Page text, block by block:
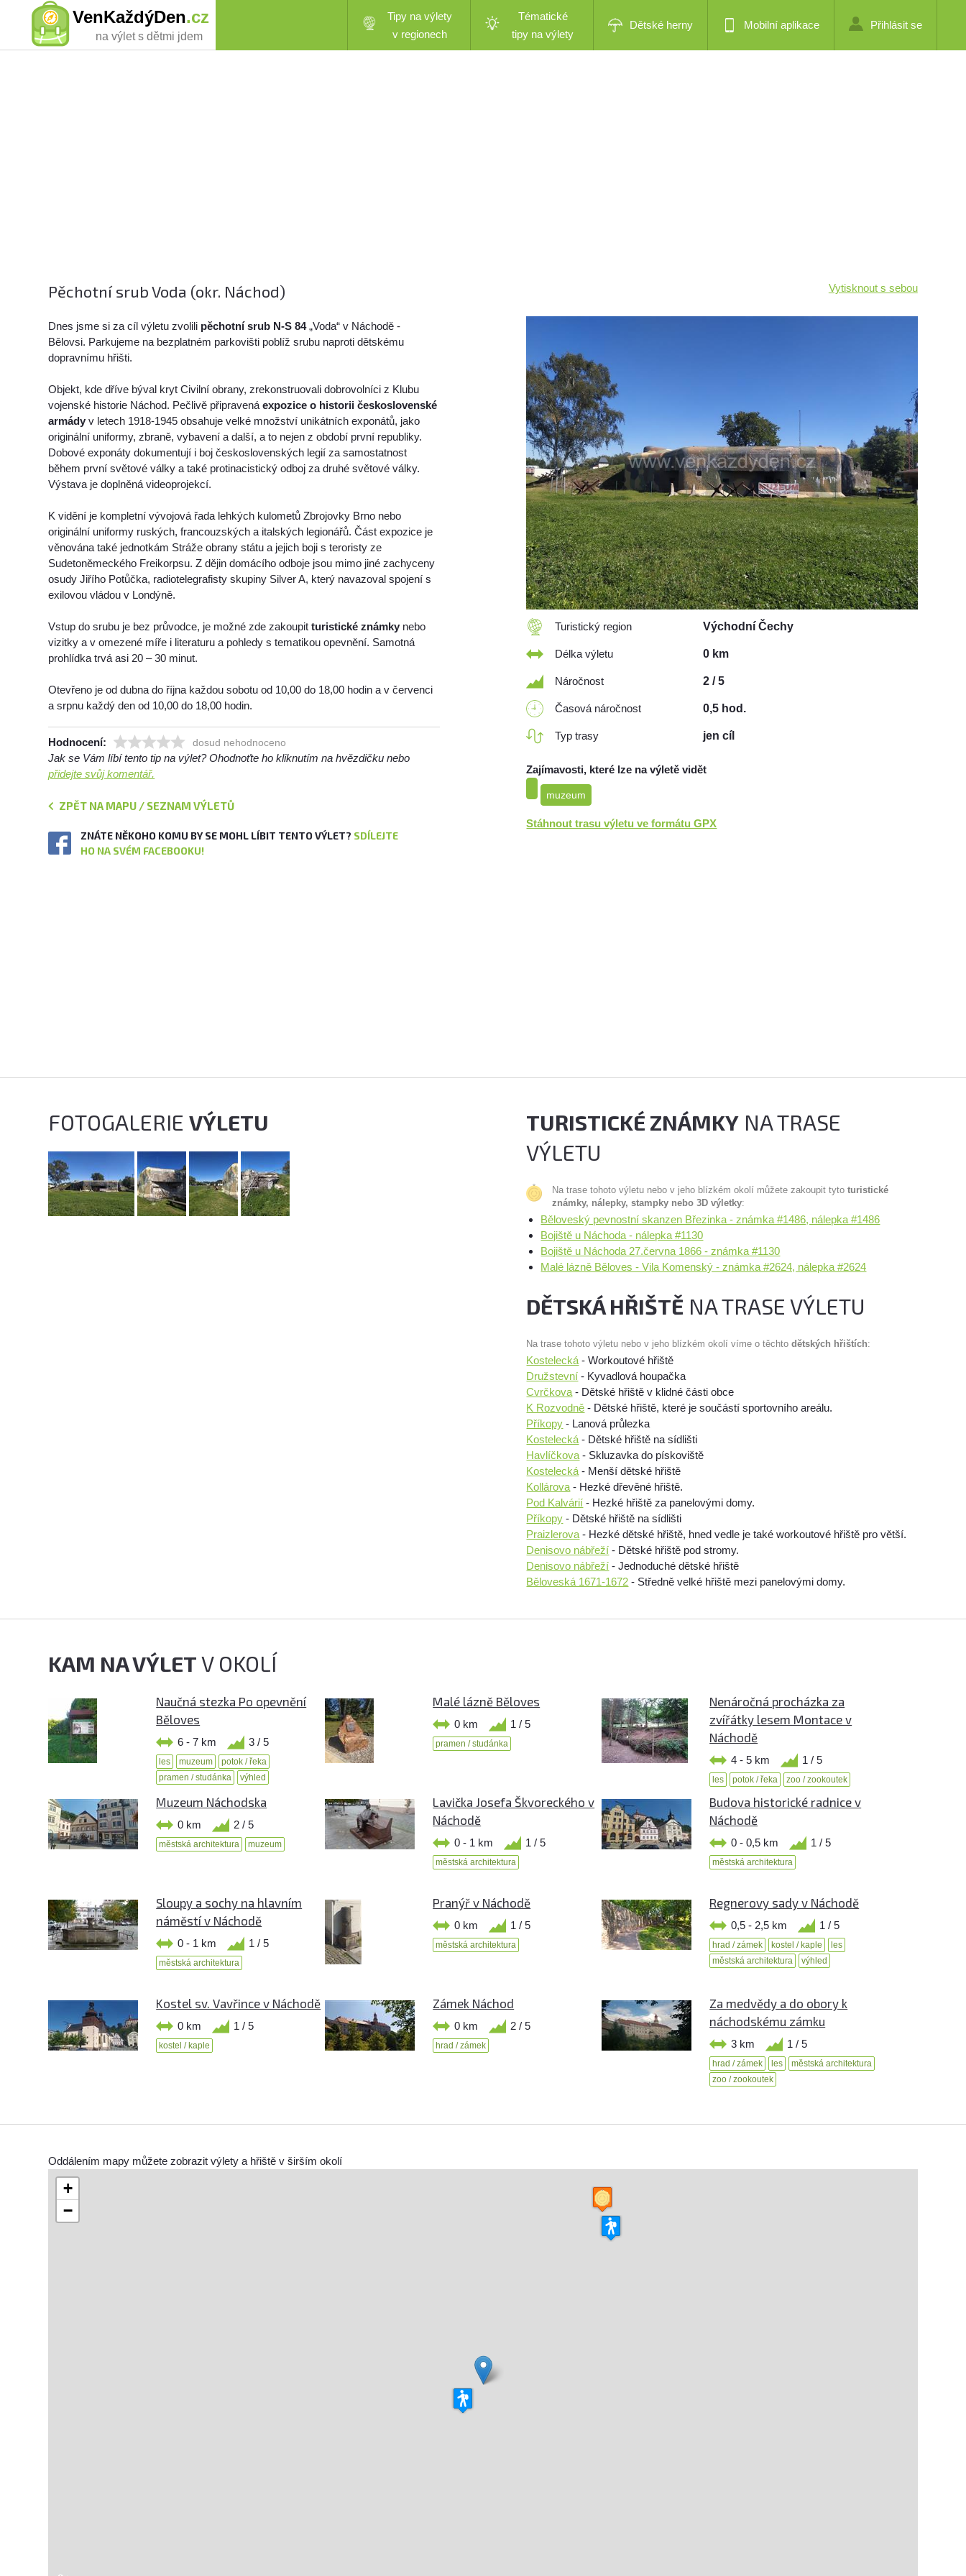
VenKaždýDen.cz
na výlet s dětmi jdem
Tipy na výlety
v regionech
Tématické
tipy na výlety
Dětské herny Mobilní aplikace Přihlásit se
Pěchotní srub Voda (okr. Náchod) Vytisknout s sebou
Dnes jsme si za cíl výletu zvolili pěchotní srub N-S 84„Voda“ v Náchodě -
Bělovsi. Parkujeme na bezplatném parkovišti poblíž srubu naproti dětskému
dopravnímu hřišti.
Objekt, kde dříve býval kryt Civilní obrany, zrekonstruovali dobrovolníci z Klubu
vojenské historie Náchod. Pečlivě připravenáexpozice o historii československé
armády v letech 1918-1945 obsahuje velké množství unikátních exponátů, jako
originální uniformy, zbraně, vybavení a další, a to nejen z období první republiky.
Dobové exponáty dokumentují i boj československých legií za samostatnost
během první světové války a také protinacistický odboj za druhé světové války.
Výstava je doplněná videoprojekcí.
K vidění je kompletní vývojová řada lehkých kulometů Zbrojovky Brno nebo
originální uniformy ruských, francouzských a italských legionářů. Část expozice je
věnována také jednotkám Stráže obrany státu a jejich boji s teroristy ze
Sudetoněmeckého Freikorpsu. Z dějin domácího odboje jsou mimo jiné zachyceny
osudy Jiřího Potůčka, radiotelegrafisty skupiny Silver A, který navazoval spojení s
exilovou vládou v Londýně.
Vstup do srubu je bez průvodce, je možné zde zakoupitturistické známky nebo
vizitky a v omezené míře i literaturu a pohledy s tematikou opevnění. Samotná
prohlídka trvá asi 20 – 30 minut.
Otevřeno je od dubna do října každou sobotu od 10,00 do 18,00 hodin a v červenci
a srpnu každý den od 10,00 do 18,00 hodin.
Hodnocení: dosud nehodnoceno
Jak se Vám líbí tento tip na výlet? Ohodnoťte ho kliknutím na hvězdičku nebo
přidejte svůj komentář.
ZPĚT NA MAPU / SEZNAM VÝLETŮ
ZNÁTE NĚKOHO KOMU BY SE MOHL LÍBIT TENTO VÝLET? SDÍLEJTE
HO NA SVÉM FACEBOOKU!
Turistický region Východní Čechy
Délka výletu 0 km
Náročnost 2 / 5
Časová náročnost 0,5 hod.
Typ trasy jen cíl
Zajímavosti, které lze na výletě vidět
muzeum
Stáhnout trasu výletu ve formátu GPX
FOTOGALERIEVÝLETU TURISTICKÉ ZNÁMKY NA TRASE
VÝLETU
Na trase tohoto výletu nebo v jeho blízkém okolí můžete zakoupit tytoturistické
známky, nálepky, stampky nebo 3D výletky:
Běloveský pevnostní skanzen Březinka - známka #1486, nálepka #1486
Bojiště u Náchoda - nálepka #1130
Bojiště u Náchoda 27.června 1866 - známka #1130
Malé lázně Běloves - Vila Komenský - známka #2624, nálepka #2624
DĚTSKÁ HŘIŠTĚ NA TRASE VÝLETU
Na trase tohoto výletu nebo v jeho blízkém okolí víme o těchtodětských hřištích:
Kostelecká - Workoutové hřiště
Družstevní - Kyvadlová houpačka
Cvrčkova - Dětské hřiště v klidné části obce
K Rozvodně - Dětské hřiště, které je součástí sportovního areálu.
Příkopy - Lanová průlezka
Kostelecká - Dětské hřiště na sídlišti
Havlíčkova - Skluzavka do pískoviště
Kostelecká - Menší dětské hřiště
Kollárova - Hezké dřevěné hřiště.
Pod Kalvárií - Hezké hřiště za panelovými domy.
Příkopy - Dětské hřiště na sídlišti
Praizlerova - Hezké dětské hřiště, hned vedle je také workoutové hřiště pro větší.
Denisovo nábřeží - Dětské hřiště pod stromy.
Denisovo nábřeží - Jednoduché dětské hřiště
Běloveská 1671-1672 - Středně velké hřiště mezi panelovými domy.
KAM NA VÝLETV OKOLÍ
Naučná stezka Po opevnění
Běloves
6 - 7 km 3 / 5
les muzeum
potok / řeka
pramen / studánka
výhled
Malé lázně Běloves
0 km 1 / 5
pramen / studánka
Nenáročná procházka za
zvířátky lesem Montace v
Náchodě
4 - 5 km 1 / 5
les potok / řeka zoo / zookoutek
Muzeum Náchodska
0 km 2 / 5
městská architektura muzeum
Lavička Josefa Škvoreckého v
Náchodě
0 - 1 km 1 / 5
městská architektura
Budova historické radnice v
Náchodě
0 - 0,5 km 1 / 5
městská architektura
Sloupy a sochy na hlavním
náměstí v Náchodě
0 - 1 km 1 / 5
městská architektura
Pranýř v Náchodě
0 km 1 / 5
městská architektura
Regnerovy sady v Náchodě
0,5 - 2,5 km 1 / 5
hrad / zámek kostel / kaple
les
městská architektura
výhled
Kostel sv. Vavřince v Náchodě
0 km 1 / 5
kostel / kaple
Zámek Náchod
0 km 2 / 5
hrad / zámek
Za medvědy a do obory k
náchodskému zámku
3 km 1 / 5
hrad / zámek les
městská architektura
zoo / zookoutek
Oddálením mapy můžete zobrazit výlety a hřiště v širším okolí
+
−